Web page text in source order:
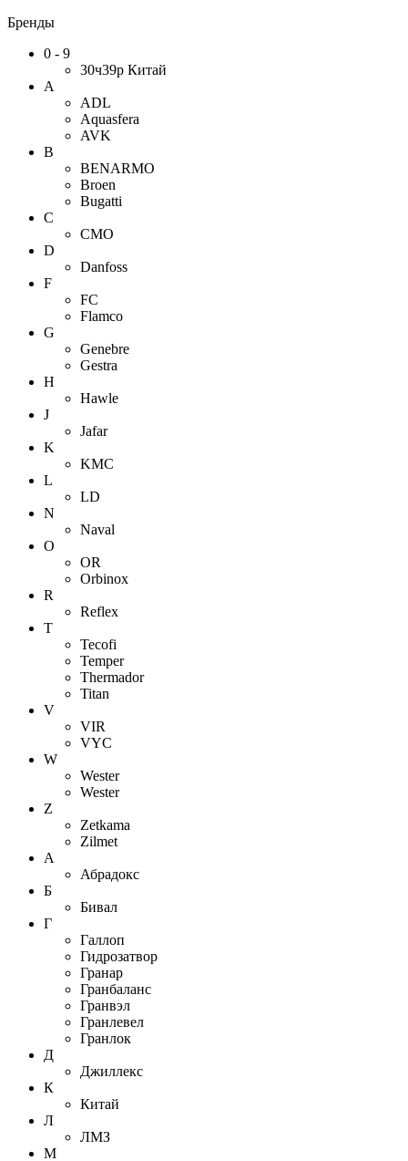
Бренды
0 - 9
30ч39р Китай
A
ADL
Aquasfera
AVK
B
BENARMO
Broen
Bugatti
C
CMO
D
Danfoss
F
FC
Flamco
G
Genebre
Gestra
H
Hawle
J
Jafar
K
KMC
L
LD
N
Naval
O
OR
Orbinox
R
Reflex
T
Tecofi
Temper
Thermador
Titan
V
VIR
VYC
W
Wester
Wester
Z
Zetkama
Zilmet
А
Абрадокс
Б
Бивал
Г
Галлоп
Гидрозатвор
Гранар
Гранбаланс
Гранвэл
Гранлевел
Гранлок
Д
Джиллекс
К
Китай
Л
ЛМЗ
М